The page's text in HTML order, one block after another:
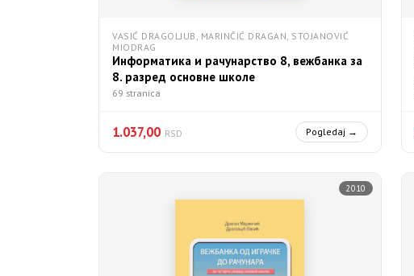
VASIĆ DRAGOLJUB, MARINČIĆ DRAGAN, STOJANOVIĆ
MIODRAG
Информатика и рачунарство 8, вежбанка за
8. разред основне школе
69 stranica
1.037,00 RSD Pogledaj →
2010